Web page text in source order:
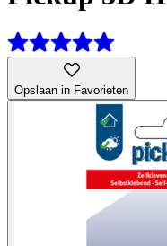
Opslaan in Favorieten